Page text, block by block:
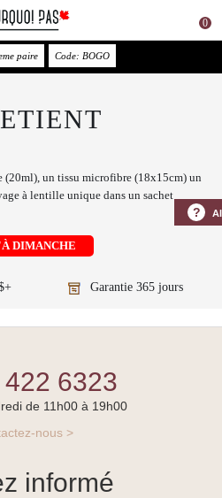
paire Code: BOGO
0
(20ml), un tissu microfibre (18x15cm) un
à lentille unique dans un sachet
DIMANCHE
Garantie 365 jours
6323
de 11h00 à 19h00
nous >
informé
?